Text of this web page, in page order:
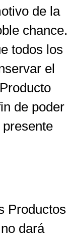
de la
chance.
todos los
el
de poder
Productos
dará